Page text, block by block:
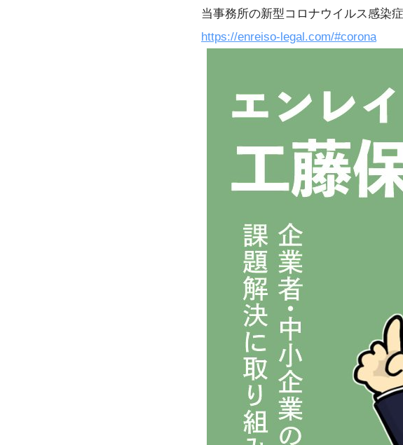
当事務所の新型コロナウイルス感染
https://enreiso-legal.com/#corona